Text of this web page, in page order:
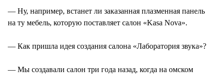
— Ну, например, встанет ли заказанная плазменная панель
на ту мебель, которую поставляет салон «Kasa Nova».
— Как пришла идея создания салона «Лаборатория звука»?
— Мы создавали салон три года назад, когда на омском